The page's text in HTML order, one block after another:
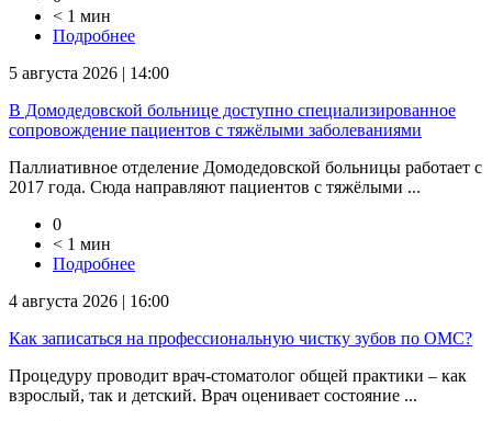
< 1 мин
Подробнее
5 августа 2026 | 14:00
В Домодедовской больнице доступно специализированное
сопровождение пациентов с тяжёлыми заболеваниями
Паллиативное отделение Домодедовской больницы работает с
2017 года. Сюда направляют пациентов с тяжёлыми ...
0
< 1 мин
Подробнее
4 августа 2026 | 16:00
Как записаться на профессиональную чистку зубов по ОМС?
Процедуру проводит врач-стоматолог общей практики – как
взрослый, так и детский. Врач оценивает состояние ...